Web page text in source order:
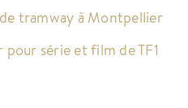
tramway à Montpellier
série et film de TF1